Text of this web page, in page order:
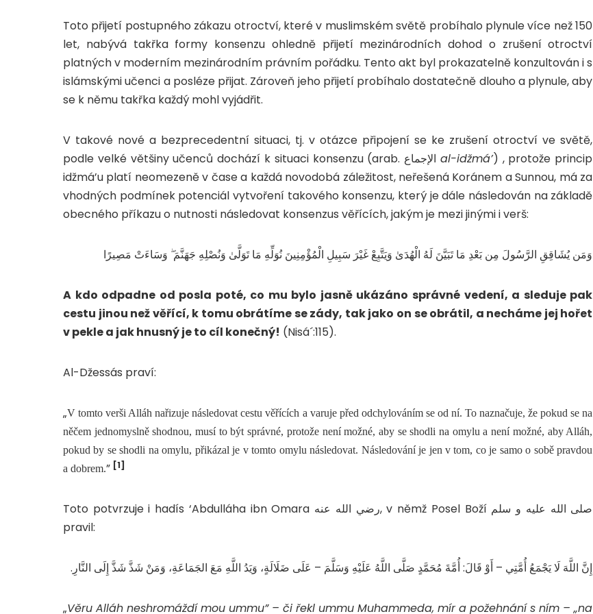
Toto přijetí postupného zákazu otroctví, které v muslimském světě probíhalo plynule více než 150
let, nabývá takřka formy konsenzu ohledně přijetí mezinárodních dohod o zrušení otroctví
platných v moderním mezinárodním právním pořádku. Tento akt byl prokazatelně konzultován i s
islámskými učenci a posléze přijat. Zároveň jeho přijetí probíhalo dostatečně dlouho a plynule, aby
se k němu takřka každý mohl vyjádřit.
V takové nové a bezprecedentní situaci, tj. v otázce připojení se ke zrušení otroctví ve světě,
al-idžmá’) , protože princip
idžmá’u platí neomezeně v čase a každá novodobá záležitost, neřešená Koránem a Sunnou, má za
vhodných podmínek potenciál vytvoření takového konsenzu, který je dále následován na základě
obecného příkazu o nutnosti následovat konsenzus věřících, jakým je mezi jinými i verš:
وَمَن يُشَاقِقِ الرَّسُولَ مِن بَعْدِ مَا تَبَيَّنَ لَهُ الْهُدَىٰ وَيَتَّبِعْ غَيْرَ سَبِيلِ الْمُؤْمِنِينَ نُوَلِّهِ مَا تَوَلَّىٰ وَنُصْلِهِ جَهَنَّمَ ۖ وَسَاءَتْ مَصِيرًا
A kdo odpadne od posla poté, co mu bylo jasně ukázáno správné vedení, a sleduje pak
cestu jinou než věřící, k tomu obrátíme se zády, tak jako on se obrátil, a necháme jej hořet
v pekle a jak hnusný je to cíl konečný! (Nisá´:115).
Al-Džessás praví:
„V tomto verši Alláh nařizuje následovat cestu věřících a varuje před odchylováním se od ní. To naznačuje, že pokud se na
něčem jednomyslně shodnou, musí to být správné, protože není možné, aby se shodli na omylu a není možné, aby Alláh,
pokud by se shodli na omylu, přikázal je v tomto omylu následovat. Následování je jen v tom, co je samo o sobě pravdou
a dobrem.” [1]
Toto potvrzuje i hadís ‘Abdulláha ibn Omara رضي الله عنه, v němž Posel Boží صلى الله عليه و سلم
pravil:
إِنَّ اللَّهَ لَا يَجْمَعُ أُمَّتِي – أَوْ قَالَ: أُمَّةَ مُحَمَّدٍ صَلَّى اللَّهُ عَلَيْهِ وَسَلَّمَ – عَلَى ضَلَالَةٍ، وَيَدُ اللَّهِ مَعَ الجَمَاعَةِ، وَمَنْ شَذَّ شَذَّ إِلَى النَّارِ.
„Věru Alláh neshromáždí mou ummu” – či řekl ummu Muhammeda, mír a požehnání s ním – „na